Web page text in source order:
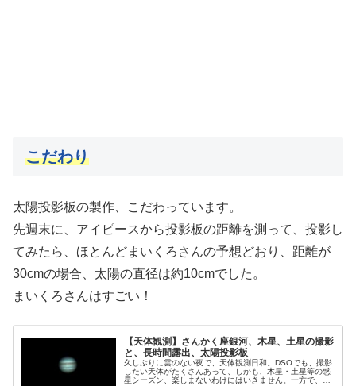
こだわり
太陽投影板の製作、こだわっています。
先週末に、アイピースから投影板の距離を測って、投影し
てみたら、ほとんどまいくろさんの予想どおり、距離が
30cmの場合、太陽の直径は約10cmでした。
まいくろさんはすごい！
【天体観測】さんかく座銀河、木星、土星の撮影
と、長時間露出、太陽投影板
久しぶりに雲のない夜で、天体観測日和。DSOでも、撮影
したい天体がたくさんあって、しかも、木星・土星等の惑
星シーズン、楽しまないわけにはいきません。一方で、ラ